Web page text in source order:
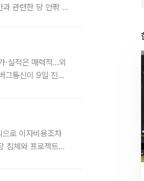
관련한 당 안팎 의
·실적은 매력적…외
그통신이 9일 진단
로 이자비용조차
침체와 프로젝트파